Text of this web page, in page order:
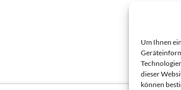
Um Ihnen
dieser
können